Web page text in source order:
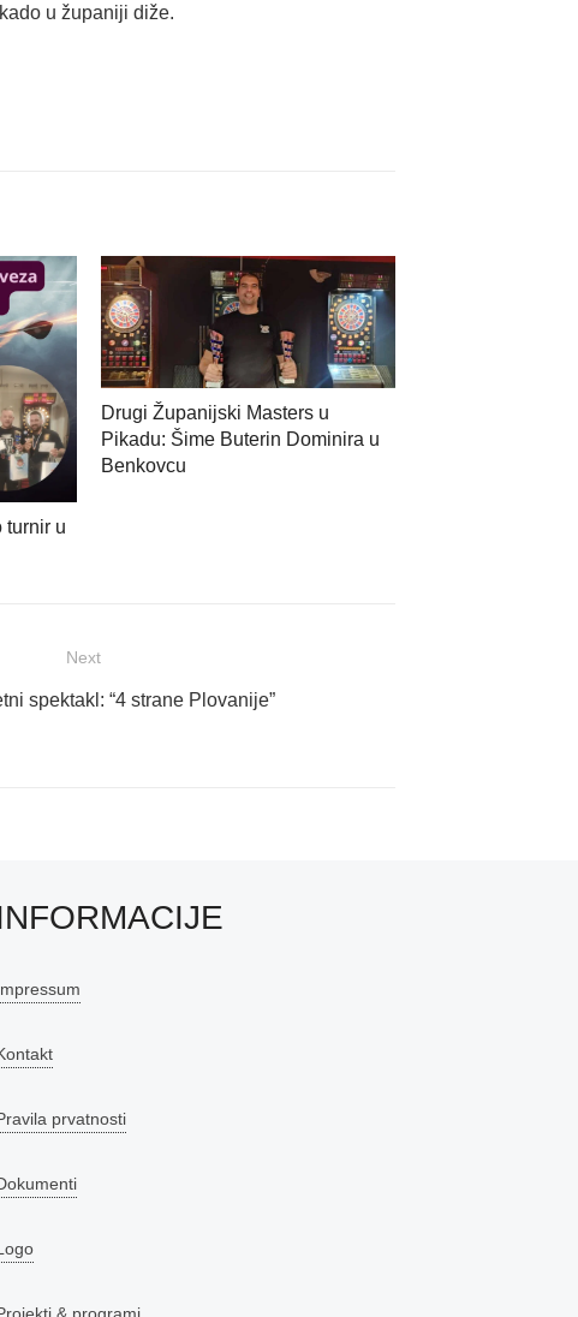
u županiji diže.
turnir u
Drugi Županijski Masters u
Pikadu: Šime Buterin Dominira u
Benkovcu
Next
spektakl: “4 strane Plovanije”
prvatnosti